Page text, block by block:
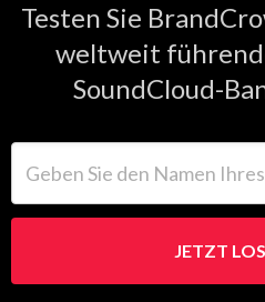
Testen Sie
weltweit
SoundCloud-
JETZT